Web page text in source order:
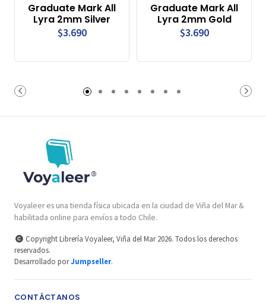
Graduate Mark All
Lyra 2mm Silver
$3.690
Graduate Mark All
Lyra 2mm Gold
$3.690
Voyaleer es una tienda física ubicada en la ciudad de Viña del Mar &
habilitada online para envíos a todo Chile.
Copyright Librería Voyaleer, Viña del Mar 2026. Todos los derechos
reservados.
Desarrollado porJumpseller.
CONTÁCTANOS